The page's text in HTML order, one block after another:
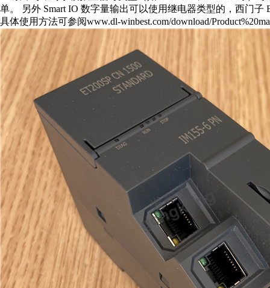
单。 另外 Smart IO 数字量输出可以使用继电器类型的，西门子
具体使用方法可参阅www.dl-winbest.com/download/